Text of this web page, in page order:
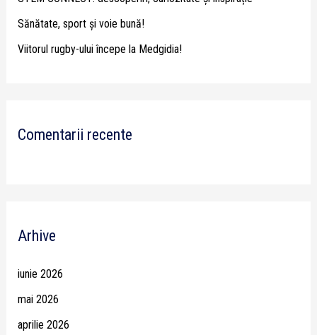
Sănătate, sport și voie bună!
Viitorul rugby-ului începe la Medgidia!
Comentarii recente
Arhive
iunie 2026
mai 2026
aprilie 2026